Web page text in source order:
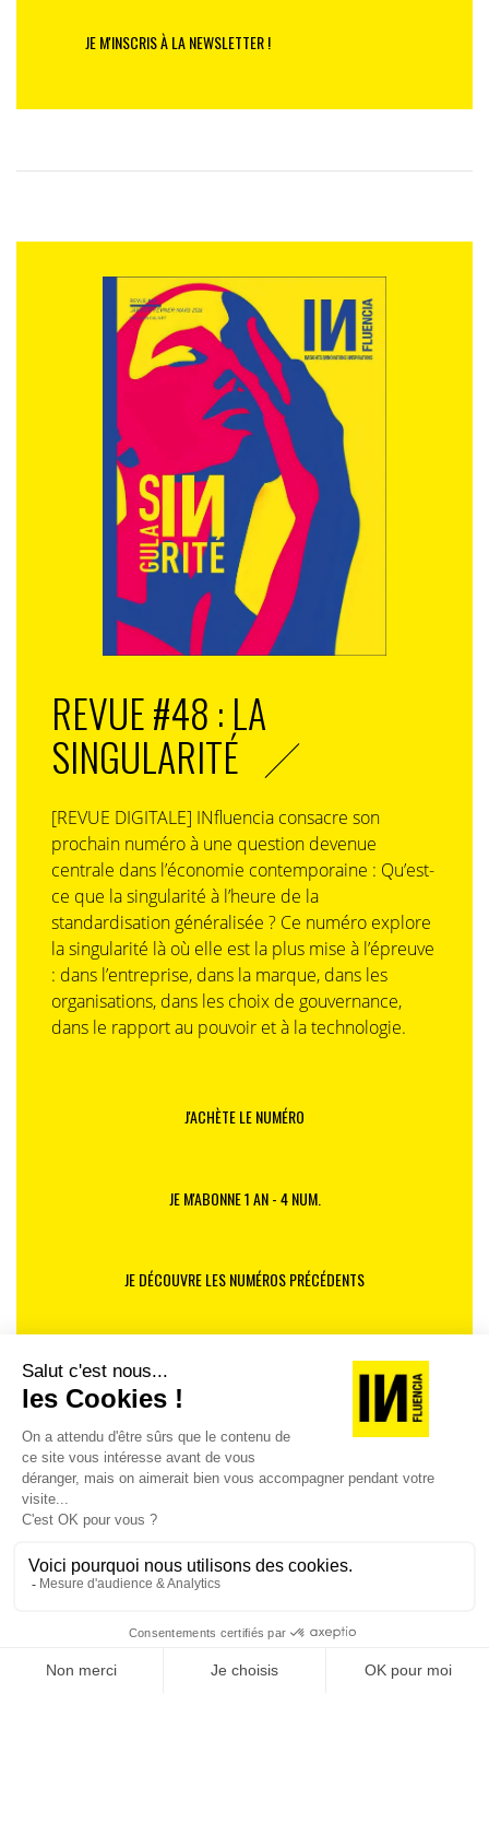
JE M'INSCRIS À LA NEWSLETTER !
REVUE #48 : LA
SINGULARITÉ
[REVUE DIGITALE] INfluencia consacre son
prochain numéro à une question devenue
centrale dans l’économie contemporaine : Qu’est-
ce que la singularité à l’heure de la
standardisation généralisée ? Ce numéro explore
la singularité là où elle est la plus mise à l’épreuve
: dans l’entreprise, dans la marque, dans les
organisations, dans les choix de gouvernance,
dans le rapport au pouvoir et à la technologie.
J'ACHÈTE LE NUMÉRO
JE M'ABONNE 1 AN - 4 NUM.
JE DÉCOUVRE LES NUMÉROS PRÉCÉDENTS